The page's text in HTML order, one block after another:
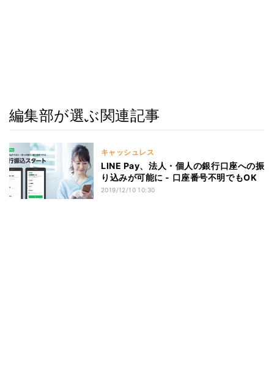
編集部が選ぶ関連記事
キャッシュレス
LINE Pay、法人・個人の銀行口座への振
り込みが可能に - 口座番号不明でもOK
2019/12/10 10:30